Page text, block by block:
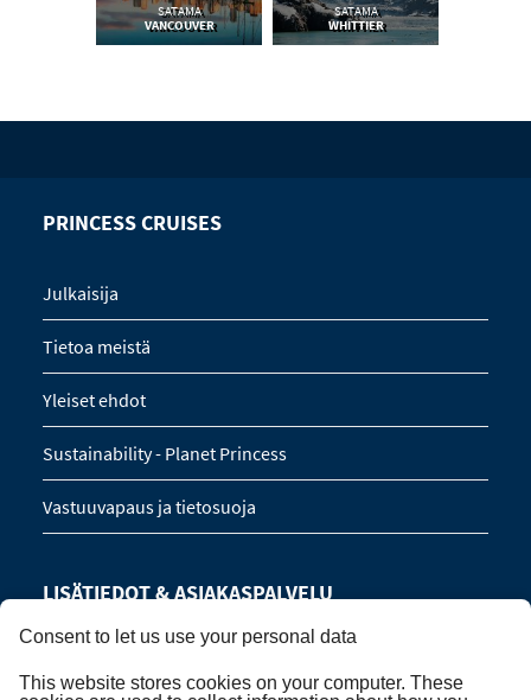
SATAMA
VANCOUVER
SATAMA
WHITTIER
PRINCESS CRUISES
Julkaisija
Tietoa meistä
Yleiset ehdot
Sustainability - Planet Princess
Vastuuvapaus ja tietosuoja
LISÄTIEDOT & ASIAKASPALVELU
Consent to let us use your personal data
This website stores cookies on your computer. These